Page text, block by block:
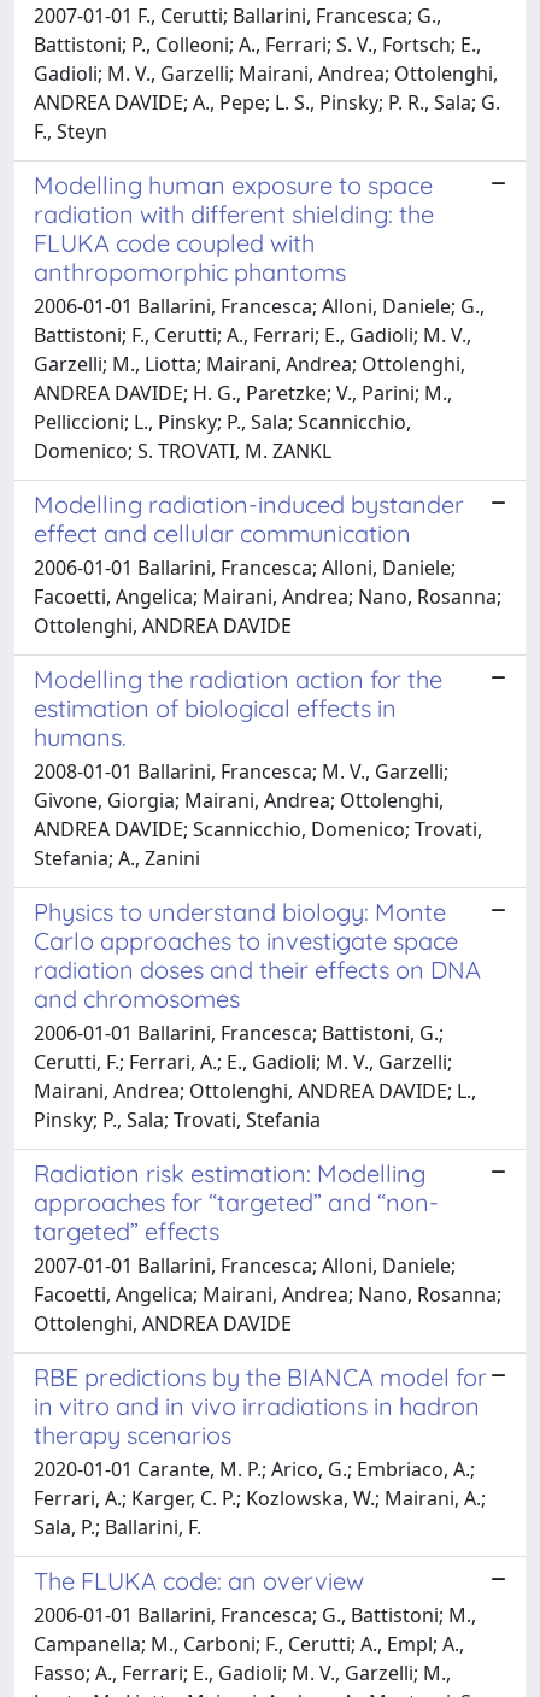
2007-01-01 F., Cerutti; Ballarini, Francesca; G.,
Battistoni; P., Colleoni; A., Ferrari; S. V., Fortsch; E.,
Gadioli; M. V., Garzelli; Mairani, Andrea; Ottolenghi,
ANDREA DAVIDE; A., Pepe; L. S., Pinsky; P. R., Sala; G.
F., Steyn
Modelling human exposure to space
radiation with different shielding: the
FLUKA code coupled with
anthropomorphic phantoms
2006-01-01 Ballarini, Francesca; Alloni, Daniele; G.,
Battistoni; F., Cerutti; A., Ferrari; E., Gadioli; M. V.,
Garzelli; M., Liotta; Mairani, Andrea; Ottolenghi,
ANDREA DAVIDE; H. G., Paretzke; V., Parini; M.,
Pelliccioni; L., Pinsky; P., Sala; Scannicchio,
Domenico; S. TROVATI, M. ZANKL
Modelling radiation-induced bystander
effect and cellular communication
2006-01-01 Ballarini, Francesca; Alloni, Daniele;
Facoetti, Angelica; Mairani, Andrea; Nano, Rosanna;
Ottolenghi, ANDREA DAVIDE
Modelling the radiation action for the
estimation of biological effects in
humans.
2008-01-01 Ballarini, Francesca; M. V., Garzelli;
Givone, Giorgia; Mairani, Andrea; Ottolenghi,
ANDREA DAVIDE; Scannicchio, Domenico; Trovati,
Stefania; A., Zanini
Physics to understand biology: Monte
Carlo approaches to investigate space
radiation doses and their effects on DNA
and chromosomes
2006-01-01 Ballarini, Francesca; Battistoni, G.;
Cerutti, F.; Ferrari, A.; E., Gadioli; M. V., Garzelli;
Mairani, Andrea; Ottolenghi, ANDREA DAVIDE; L.,
Pinsky; P., Sala; Trovati, Stefania
Radiation risk estimation: Modelling
approaches for “targeted” and “non-
targeted” effects
2007-01-01 Ballarini, Francesca; Alloni, Daniele;
Facoetti, Angelica; Mairani, Andrea; Nano, Rosanna;
Ottolenghi, ANDREA DAVIDE
RBE predictions by the BIANCA model for
in vitro and in vivo irradiations in hadron
therapy scenarios
2020-01-01 Carante, M. P.; Arico, G.; Embriaco, A.;
Ferrari, A.; Karger, C. P.; Kozlowska, W.; Mairani, A.;
Sala, P.; Ballarini, F.
The FLUKA code: an overview
2006-01-01 Ballarini, Francesca; G., Battistoni; M.,
Campanella; M., Carboni; F., Cerutti; A., Empl; A.,
Fasso; A., Ferrari; E., Gadioli; M. V., Garzelli; M.,